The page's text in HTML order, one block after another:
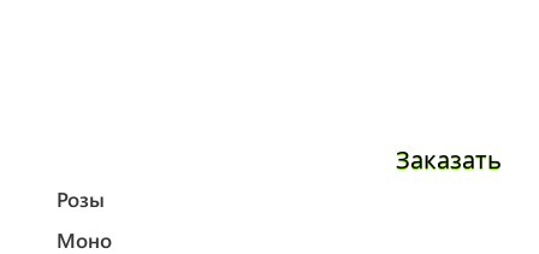
Заказать
Розы
Моно